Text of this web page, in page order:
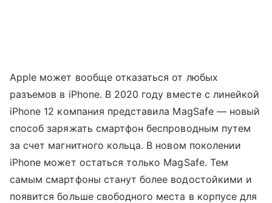
Apple может вообще отказаться от любых
разъемов в iPhone. В 2020 году вместе с линейкой
iPhone 12 компания представила MagSafe — новый
способ заряжать смартфон беспроводным путем
за счет магнитного кольца. В новом поколении
iPhone может остаться только MagSafe. Тем
самым смартфоны станут более водостойкими и
появится больше свободного места в корпусе для